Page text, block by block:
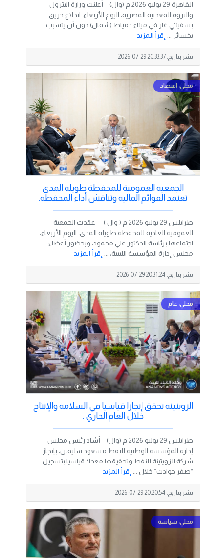
القاهرة 29 يوليو 2026 م (وال) – أعلنت وزارة البترول
والثروة المعدنية المصرية، اليوم الأربعاء، اندلاع حريق
بسفينتي غاز في ميناء دمياط (شمال) دون أن يتسبب
بخسائر ...
إقرأ المزيد
نشر بتاريخ:2026-07-29 20:33:37
الجمعية العمومية للمحفظة طويلة المدى
تعتمد القوائم المالية وتناقش أداء المحفظة.
طرابلس 29 يوليو 2026 م ( وال ) - عقدت الجمعية
العمومية العادية للمحفظة طويلة المدى، اليوم الأربعاء،
اجتماعها برئاسة الدكتور علي محمود، وبحضور أعضاء
مجلس إدارة المؤسسة الليبية، ...
إقرأ المزيد
نشر بتاريخ:2026-07-29 20:31:24
الزويتينة تحقق إنجازا قياسيا في السلامة والإنتاج
خلال العام الجاري .
طرابلس 29 يوليو 2026 م (وال) – أشاد رئيس مجلس
إدارة المؤسسة الوطنية للنفط مسعود سليمان، بإنجاز
شركة الزويتينة للنفط وتحقيقها معدلا قياسيا بتسجيل
“صفر حوادث” خلال ...
إقرأ المزيد
نشر بتاريخ:2026-07-29 20:20:54